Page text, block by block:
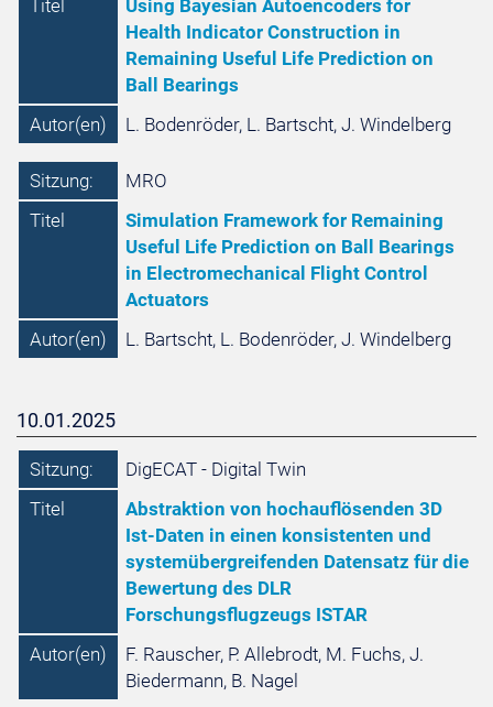
Titel
Using Bayesian Autoencoders for
Health Indicator Construction in
Remaining Useful Life Prediction on
Ball Bearings
Autor(en)
L. Bodenröder, L. Bartscht, J. Windelberg
Sitzung:
MRO
Titel
Simulation Framework for Remaining
Useful Life Prediction on Ball Bearings
in Electromechanical Flight Control
Actuators
Autor(en)
L. Bartscht, L. Bodenröder, J. Windelberg
10.01.2025
Sitzung:
DigECAT - Digital Twin
Titel
Abstraktion von hochauflösenden 3D
Ist-Daten in einen konsistenten und
systemübergreifenden Datensatz für die
Bewertung des DLR
Forschungsflugzeugs ISTAR
Autor(en)
F. Rauscher, P. Allebrodt, M. Fuchs, J.
Biedermann, B. Nagel